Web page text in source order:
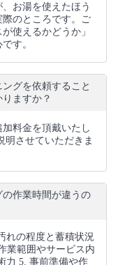
お湯を使えたほう
のところです。ご
使えるかどうか」
す。
グを依頼すること
ますか？
料金を頂戴いたし
明させていただきま
作業時間が違うの
れの程度と蓄積状況
業範囲やサービス内
力 5. 事前準備や作